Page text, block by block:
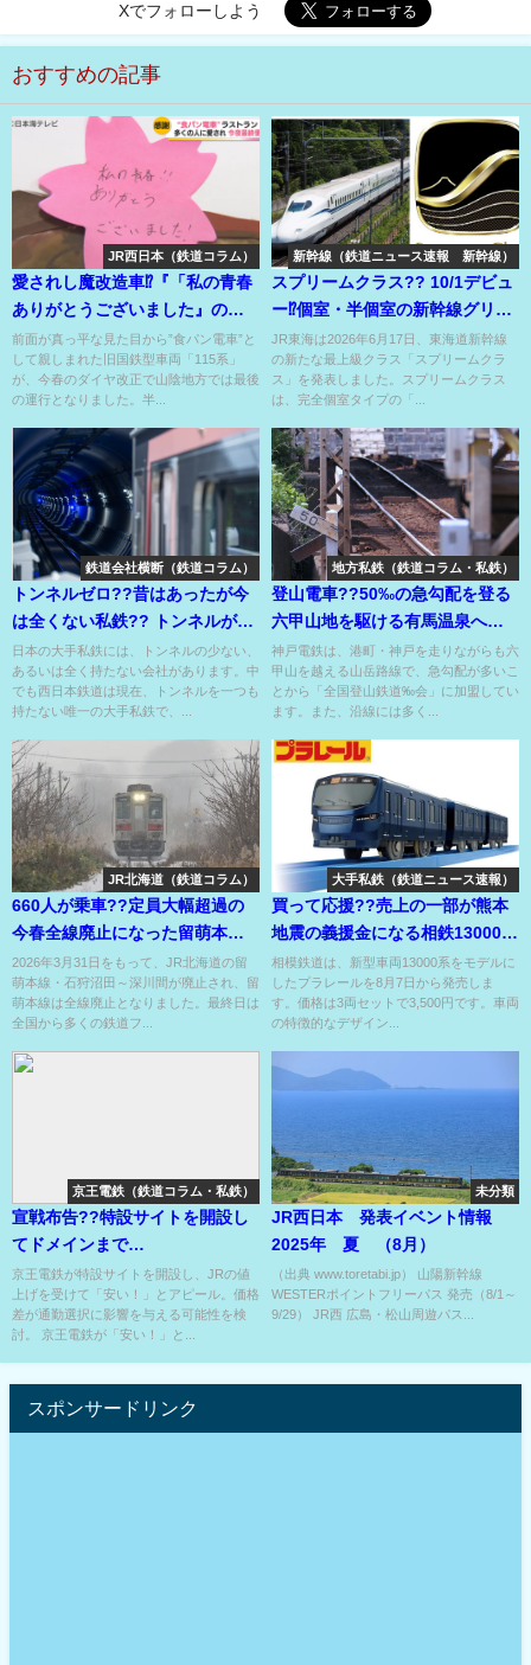
Xでフォローしよう
おすすめの記事
JR西日本（鉄道コラム）
愛されし魔改造車⁉『「私の青春
ありがとうございました』の感
謝と共に最終運行⁉
前面が真っ平な見た目から”食パン電車”と
して親しまれた旧国鉄型車両「115系」
が、今春のダイヤ改正で山陰地方では最後
の運行となりました。半...
新幹線（鉄道ニュース速報 新幹線）
スプリームクラス?? 10/1デビュ
ー⁉個室・半個室の新幹線グリー
ン車超え最上位クラス⁉
JR東海は2026年6月17日、東海道新幹線
の新たな最上級クラス「スプリームクラ
ス」を発表しました。スプリームクラス
は、完全個室タイプの「...
鉄道会社横断（鉄道コラム）
トンネルゼロ??昔はあったが今
は全くない私鉄?? トンネルが少
ない私鉄たち??
日本の大手私鉄には、トンネルの少ない、
あるいは全く持たない会社があります。中
でも西日本鉄道は現在、トンネルを一つも
持たない唯一の大手私鉄で、...
地方私鉄（鉄道コラム・私鉄）
登山電車??50‰の急勾配を登る
六甲山地を駆ける有馬温泉への
足の神戸電鉄⁉
神戸電鉄は、港町・神戸を走りながらも六
甲山を越える山岳路線で、急勾配が多いこ
とから「全国登山鉄道‰会」に加盟してい
ます。また、沿線には多く...
JR北海道（鉄道コラム）
660人が乗車??定員大幅超過の
今春全線廃止になった留萌本線
最終列車⁉次は黄色か？
2026年3月31日をもって、JR北海道の留
萌本線・石狩沼田～深川間が廃止され、留
萌本線は全線廃止となりました。最終日は
全国から多くの鉄道フ...
大手私鉄（鉄道ニュース速報）
買って応援??売上の一部が熊本
地震の義援金になる相鉄13000系
のプラレール??
相模鉄道は、新型車両13000系をモデルに
したプラレールを8月7日から発売しま
す。価格は3両セットで3,500円です。車両
の特徴的なデザイン...
京王電鉄（鉄道コラム・私鉄）
宣戦布告??特設サイトを開設し
てドメインまで
『yasuinomokeio』??
京王電鉄が特設サイトを開設し、JRの値
上げを受けて「安い！」とアピール。価格
差が通勤選択に影響を与える可能性を検
討。 京王電鉄が「安い！」と...
未分類
JR西日本 発表イベント情報
2025年 夏 （8月）
（出典 www.toretabi.jp） 山陽新幹線
WESTERポイントフリーパス 発売（8/1～
9/29） JR西 広島・松山周遊パス...
スポンサードリンク